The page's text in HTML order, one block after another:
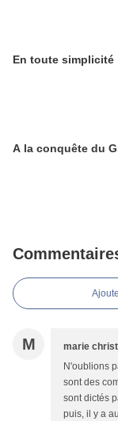
En toute simplicité
A la conquête du
M marie
N'oublions
sont des
sont dictés
puis, il y a